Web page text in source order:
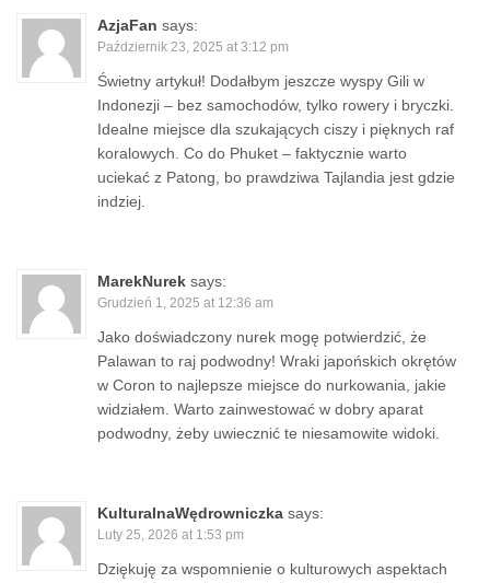
AzjaFan says:
Październik 23, 2025 at 3:12 pm
Świetny artykuł! Dodałbym jeszcze wyspy Gili w
Indonezji – bez samochodów, tylko rowery i bryczki.
Idealne miejsce dla szukających ciszy i pięknych raf
koralowych. Co do Phuket – faktycznie warto
uciekać z Patong, bo prawdziwa Tajlandia jest gdzie
indziej.
MarekNurek says:
Grudzień 1, 2025 at 12:36 am
Jako doświadczony nurek mogę potwierdzić, że
Palawan to raj podwodny! Wraki japońskich okrętów
w Coron to najlepsze miejsce do nurkowania, jakie
widziałem. Warto zainwestować w dobry aparat
podwodny, żeby uwiecznić te niesamowite widoki.
KulturalnaWędrowniczka says:
Luty 25, 2026 at 1:53 pm
Dziękuję za wspomnienie o kulturowych aspektach